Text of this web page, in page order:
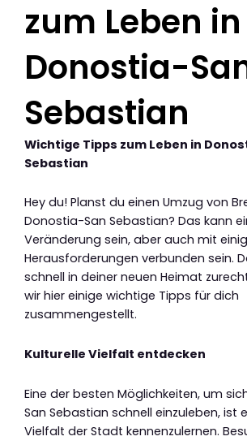
zum Leben in
Donostia-
Sebastian
Wichtige Tipps zum Leben in
Sebastian
Hey du! Planst du einen Umzug von
Donostia-San Sebastian? Das kann
Veränderung sein, aber auch mit
Herausforderungen verbunden sein.
schnell in deiner neuen Heimat
wir hier einige wichtige Tipps für dich
zusammengestellt.
Kulturelle Vielfalt entdecken
Eine der besten Möglichkeiten, um
San Sebastian schnell einzuleben, ist
Vielfalt der Stadt kennenzulernen.